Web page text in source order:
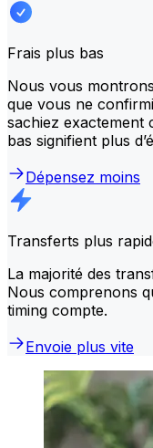
Frais plus bas
Nous vous montrons
que vous ne
sachiez exactement
bas signifient plus
Dépensez moins
Transferts plus
La majorité des
Nous comprenons
timing compte.
Envoie plus vite